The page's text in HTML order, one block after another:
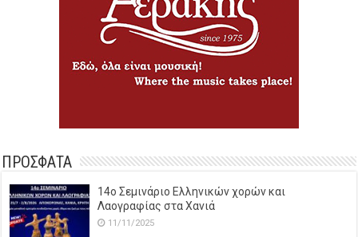
ΠΡΟΣΦΑΤΑ
14o Σεμινάριο Ελληνικών χορών και
Λαογραφίας στα Χανιά
11/11/2025